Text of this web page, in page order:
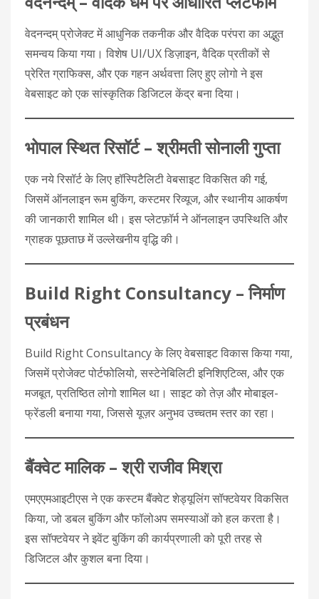
वेदनन्दम् प्रोजेक्ट में आधुनिक तकनीक और वैदिक परंपरा का अद्भुत
समन्वय किया गया। विशेष UI/UX डिज़ाइन, वैदिक प्रतीकों से
प्रेरित ग्राफिक्स, और एक गहन अर्थवत्ता लिए हुए लोगो ने इस
वेबसाइट को एक सांस्कृतिक डिजिटल केंद्र बना दिया।
भोपाल स्थित रिसॉर्ट – श्रीमती सोनाली गुप्ता
एक नये रिसॉर्ट के लिए हॉस्पिटैलिटी वेबसाइट विकसित की गई,
जिसमें ऑनलाइन रूम बुकिंग, कस्टमर रिव्यूज, और स्थानीय आकर्षण
की जानकारी शामिल थी। इस प्लेटफ़ॉर्म ने ऑनलाइन उपस्थिति और
ग्राहक पूछताछ में उल्लेखनीय वृद्धि की।
Build Right Consultancy – निर्माण
प्रबंधन
Build Right Consultancy के लिए वेबसाइट विकास किया गया,
जिसमें प्रोजेक्ट पोर्टफोलियो, सस्टेनेबिलिटी इनिशिएटिव्स, और एक
मजबूत, प्रतिष्ठित लोगो शामिल था। साइट को तेज़ और मोबाइल-
फ्रेंडली बनाया गया, जिससे यूज़र अनुभव उच्चतम स्तर का रहा।
बैंक्वेट मालिक – श्री राजीव मिश्रा
एमएएमआइटीएस ने एक कस्टम बैंक्वेट शेड्यूलिंग सॉफ्टवेयर विकसित
किया, जो डबल बुकिंग और फॉलोअप समस्याओं को हल करता है।
इस सॉफ्टवेयर ने इवेंट बुकिंग की कार्यप्रणाली को पूरी तरह से
डिजिटल और कुशल बना दिया।